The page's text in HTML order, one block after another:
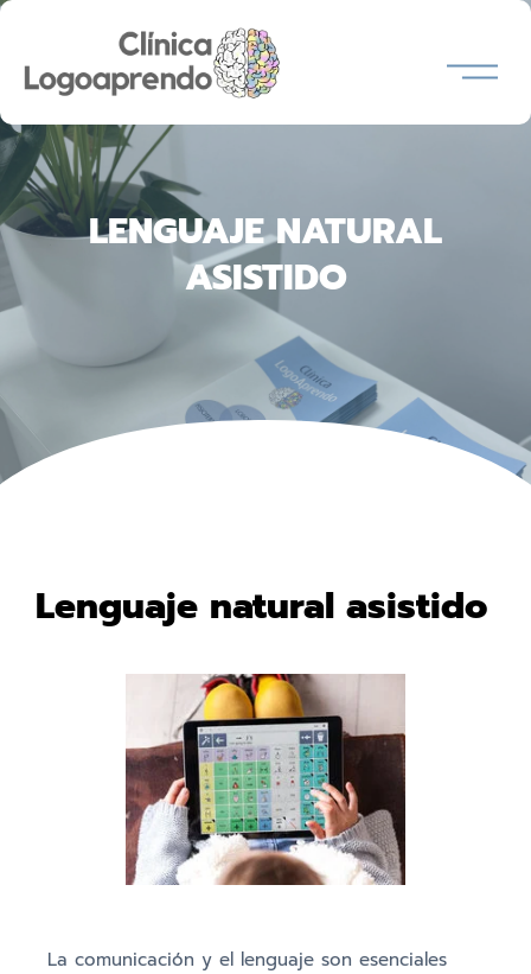
Ir
contenido
LENGUAJE NATURAL
ASISTIDO
Lenguaje natural asistido
La comunicación y el lenguaje son esenciales